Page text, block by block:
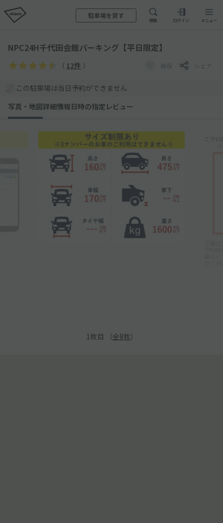
駐車場を貸す
検索 ログイン メニュー
NPC24H千代田会館パーキング【平日限定】
（ 12件 ） 保存 シェア
この駐車場は当日予約ができません
写真・地図詳細情報日時の指定 レビュー
1枚目 （全8枚）